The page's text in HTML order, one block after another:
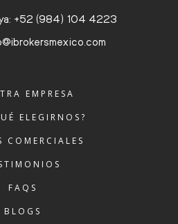
+52 (984) 104 4223
EMPRESA
ELEGIRNOS?
COMERCIALES
FAQS
BLOGS